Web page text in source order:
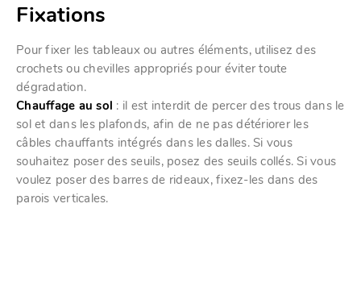
Fixations
Pour fixer les tableaux ou autres éléments, utilisez des
crochets ou chevilles appropriés pour éviter toute
dégradation.
Chauffage au sol : il est interdit de percer des trous dans le
sol et dans les plafonds, afin de ne pas détériorer les
câbles chauffants intégrés dans les dalles. Si vous
souhaitez poser des seuils, posez des seuils collés. Si vous
voulez poser des barres de rideaux, fixez-les dans des
parois verticales.